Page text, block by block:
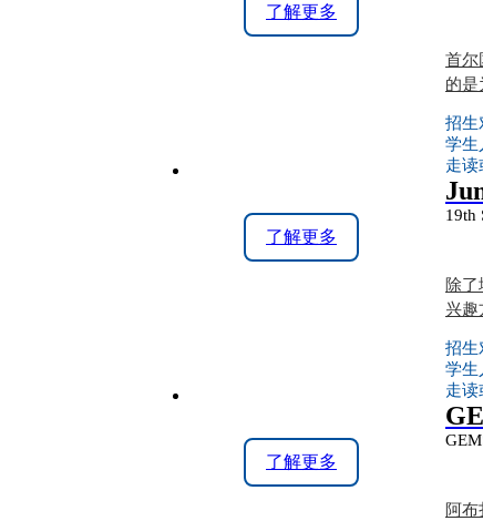
了解更多
首尔
的是
招生
学生
走读
了解更多
19th
除
兴趣
招生
学生
走读
了解更多
阿